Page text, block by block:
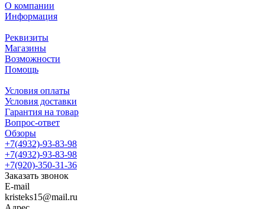
О компании
Информация
Реквизиты
Магазины
Возможности
Помощь
Условия оплаты
Условия доставки
Гарантия на товар
Вопрос-ответ
Обзоры
+7(4932)-93-83-98
+7(4932)-93-83-98
+7(920)-350-31-36
Заказать звонок
E-mail
kristeks15@mail.ru